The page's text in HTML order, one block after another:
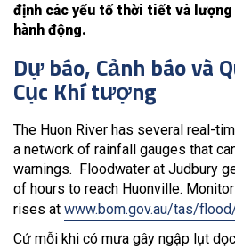
định các yếu tố thời tiết và
hành động.
Dự báo, Cảnh báo và
Cục Khí tượng
The Huon River has several real-
a network of rainfall gauges that
warnings. Floodwater at Judbury
of hours to reach Huonville.
rises at www.bom.gov.au/tas/
Cứ mỗi khi có mưa gây ngập lụt